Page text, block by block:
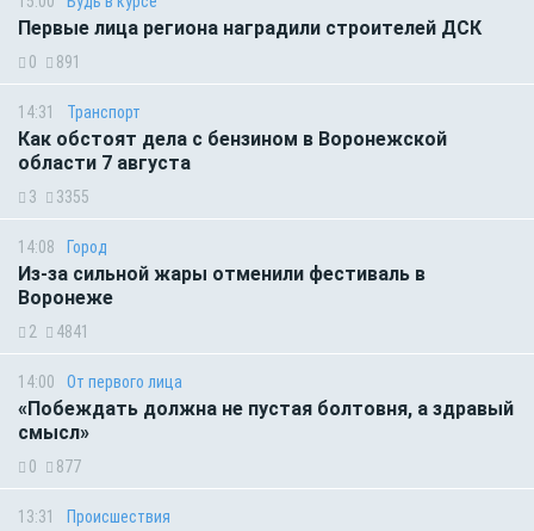
Первые лица региона наградили строителей ДСК
0 891
14:31 Транспорт
Как обстоят дела с бензином в Воронежской
области 7 августа
3 3355
14:08 Город
Из-за сильной жары отменили фестиваль в
Воронеже
2 4841
14:00 От первого лица
«Побеждать должна не пустая болтовня, а здравый
смысл»
0 877
13:31 Происшествия